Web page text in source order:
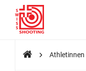
Athletinnen